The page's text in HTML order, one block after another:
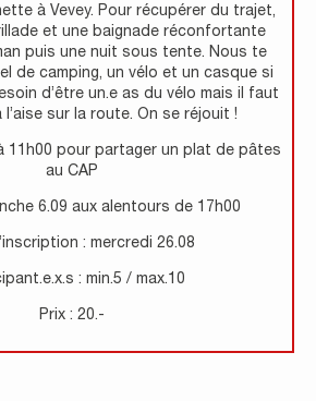
à Vevey. Pour récupérer du trajet,
et une baignade réconfortante
puis une nuit sous tente. Nous te
de camping, un vélo et un casque si
d’être un.e as du vélo mais il faut
sur la route. On se réjouit !
11h00 pour partager un plat de pâtes
au CAP
6.09 aux alentours de 17h00
: mercredi 26.08
: min.5 / max.10
Prix : 20.-